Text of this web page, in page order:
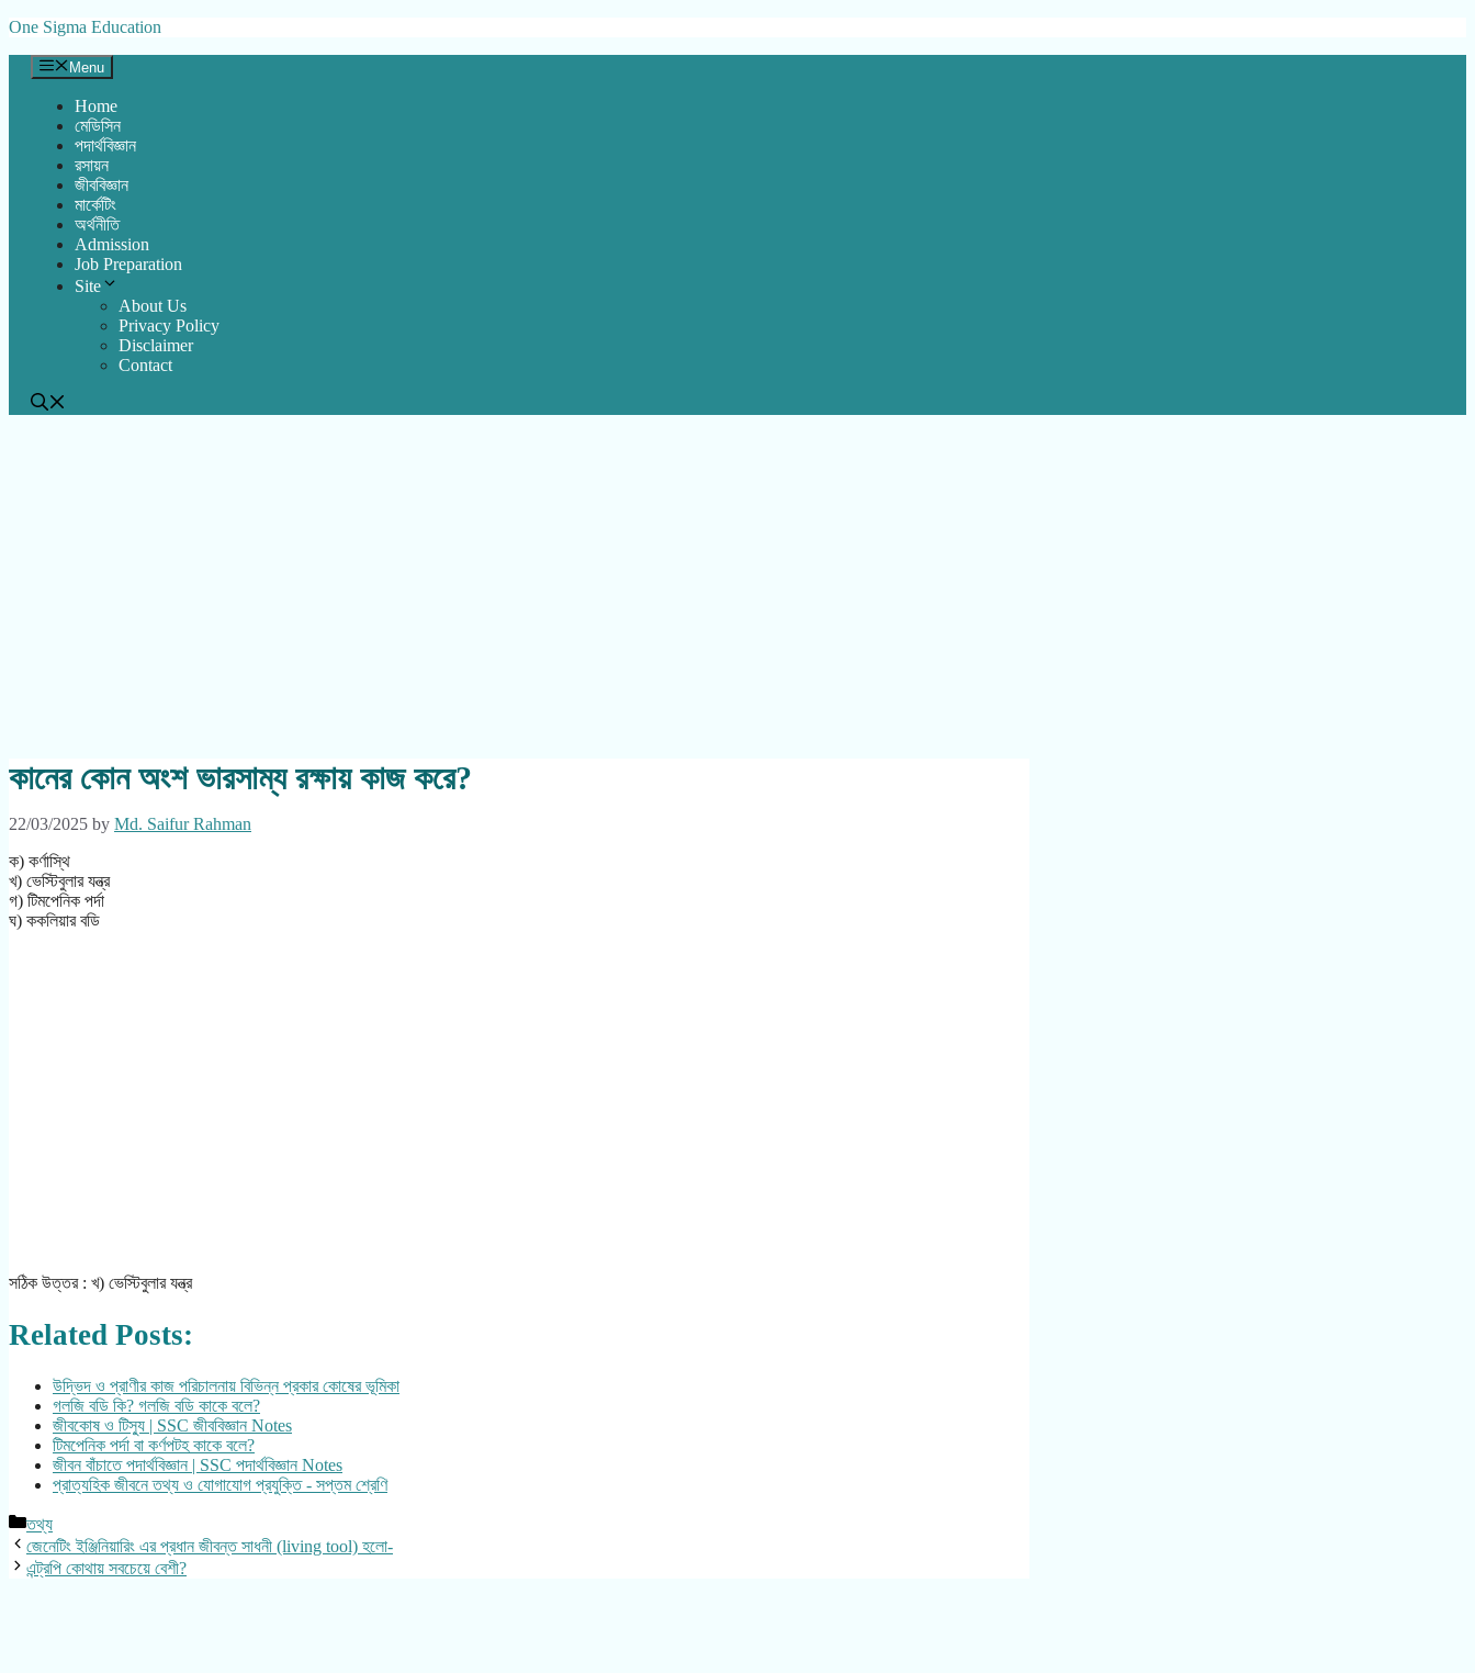
Skip
content
One Sigma Education
Menu
Home
মেডিসিন
পদার্থবিজ্ঞান
রসায়ন
জীববিজ্ঞান
মার্কেটিং
অর্থনীতি
Admission
Job Preparation
Site
About Us
Privacy Policy
Disclaimer
Contact
কানের কোন অংশ ভারসাম্য রক্ষায় কাজ করে?
22/03/2025 by Md. Saifur Rahman
ক) কর্ণাস্থি
খ) ভেস্টিবুলার যন্ত্র
গ) টিমপেনিক পর্দা
ঘ) ককলিয়ার বডি
সঠিক উত্তর : খ) ভেস্টিবুলার যন্ত্র
Related Posts:
উদ্ভিদ ও প্রাণীর কাজ পরিচালনায় বিভিন্ন প্রকার কোষের ভূমিকা
গলজি বডি কি? গলজি বডি কাকে বলে?
জীবকোষ ও টিস্যু | SSC জীববিজ্ঞান Notes
টিমপেনিক পর্দা বা কর্ণপটহ কাকে বলে?
জীবন বাঁচাতে পদার্থবিজ্ঞান | SSC পদার্থবিজ্ঞান Notes
প্রাত্যহিক জীবনে তথ্য ও যোগাযোগ প্রযুক্তি - সপ্তম শ্রেণি
Categories
তথ্য
জেনেটিং ইঞ্জিনিয়ারিং এর প্রধান জীবন্ত সাধনী (living tool) হলো-
এন্ট্রপি কোথায় সবচেয়ে বেশী?